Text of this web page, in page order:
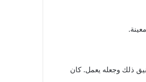
ذلك وجعله يعمل. كان